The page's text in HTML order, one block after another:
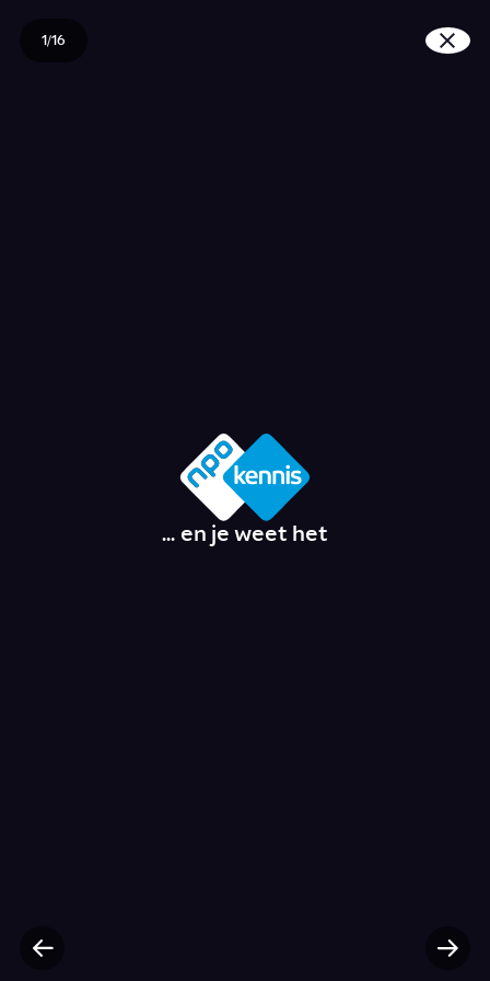
1/16
Wat is creativiteit?
... en je weet het